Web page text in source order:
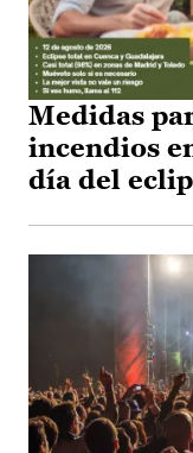
Medidas
incendios
día del